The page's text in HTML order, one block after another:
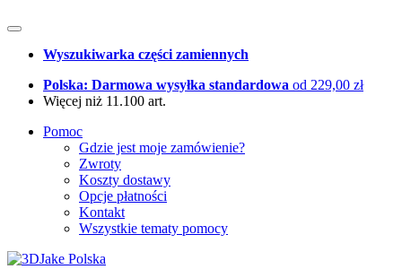
Wyszukiwarka części zamiennych
Polska: Darmowa wysyłka standardowa od 229,00 zł
Więcej niż 11.100 art.
Pomoc
Gdzie jest moje zamówienie?
Zwroty
Koszty dostawy
Opcje płatności
Kontakt
Wszystkie tematy pomocy